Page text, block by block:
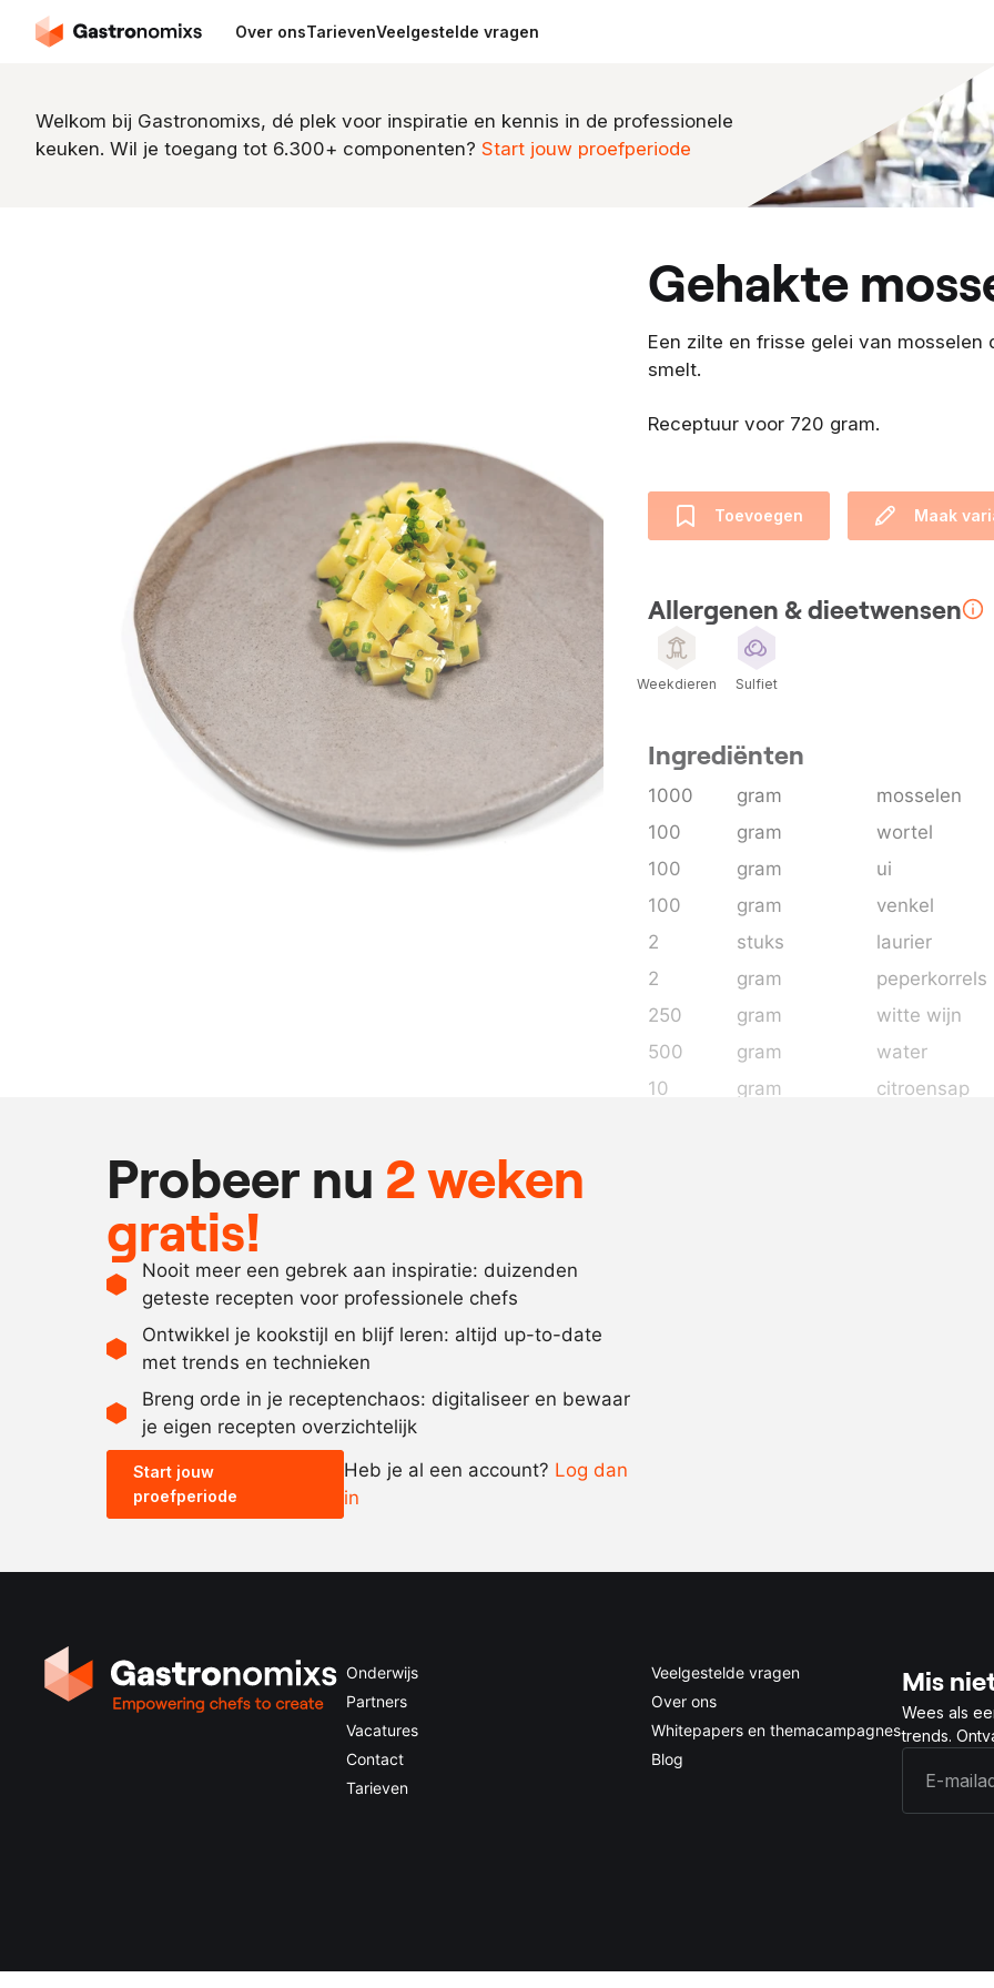
Over onsTarievenVeelgestelde vragen
Welkom bij Gastronomixs, dé plek voor inspiratie en kennis in de professionele
keuken. Wil je toegang tot 6.300+ componenten? Start jouw proefperiode
gehakte
Een zilte en frisse gelei van
smelt.
Receptuur voor 720 gram.
Toevoegen Maak
Allergenen & dieetwensen
Weekdieren Sulfiet
Ingrediënten
1000 gram
mosselen
100
gram
wortel
100
gram
ui
100
gram
venkel
2
stuks
laurier
2
gram
peperkorrels
250
gram
witte wijn
500
gram
water
10
gram
citroensap
Probeer nu 2 weken
gratis!
Nooit meer een gebrek aan inspiratie: duizenden
geteste recepten voor professionele chefs
Ontwikkel je kookstijl en blijf leren: altijd up-to-date
met trends en technieken
Breng orde in je receptenchaos: digitaliseer en bewaar
je eigen recepten overzichtelijk
Start jouw
proefperiode
Heb je al een account? Log dan
in
Onderwijs
Partners
Vacatures
Contact
Tarieven
Veelgestelde vragen
Over ons
Whitepapers en themacampagnes
Blog
Mis
Wees als
trends.